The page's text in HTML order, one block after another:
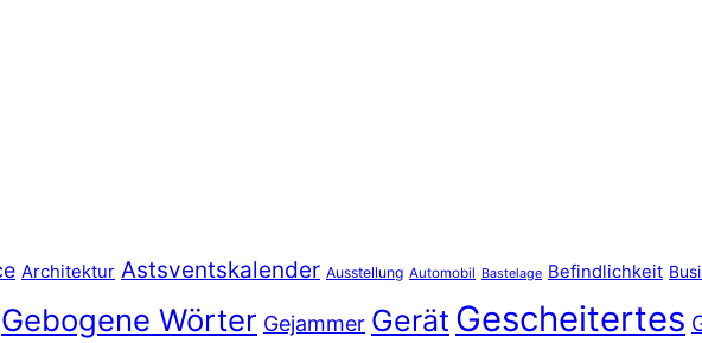
Architektur Astsventskalender Ausstellung Automobil Bastelage Befindlichkeit
Gebogene Wörter Gejammer Gerät Gescheitertes